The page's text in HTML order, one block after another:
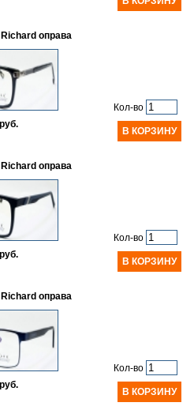
оправа
Кол-во
оправа
Кол-во
оправа
Кол-во